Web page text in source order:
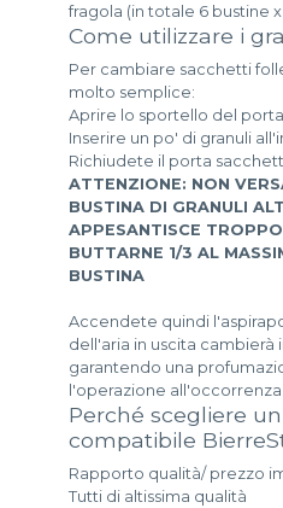
fragola (in totale 6 bustine x
Come utilizzare i
Per cambiare sacchetti
molto semplice:
Aprire lo sportello del
Inserire un po' di granuli
Richiudete il porta
ATTENZIONE: NON
BUSTINA DI GRANULI
APPESANTISCE
BUTTARNE 1/3 AL
BUSTINA
Accendete quindi
dell'aria in uscita cambierà
garantendo una
l'operazione all'occorrenza.
Perché scegliere
compatibile
Rapporto qualità/ prezzo
Tutti di altissima qualità